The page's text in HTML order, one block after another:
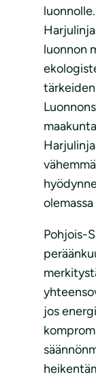
luonnon
Pohjois-
jos